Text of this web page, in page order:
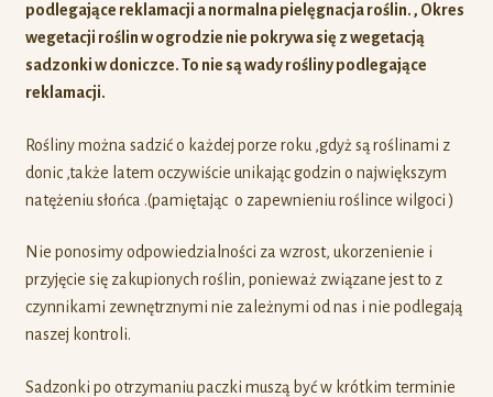
podlegające reklamacji a normalna pielęgnacja roślin. , Okres
wegetacji roślin w ogrodzie nie pokrywa się z wegetacją
sadzonki w doniczce. To nie są wady rośliny podlegające
reklamacji.
Rośliny można sadzić o każdej porze roku ,gdyż są roślinami z
donic ,także latem oczywiście unikając godzin o największym
natężeniu słońca .(pamiętając o zapewnieniu roślince wilgoci )
Nie ponosimy odpowiedzialności za wzrost, ukorzenienie i
przyjęcie się zakupionych roślin, ponieważ związane jest to z
czynnikami zewnętrznymi nie zależnymi od nas i nie podlegają
naszej kontroli.
Sadzonki po otrzymaniu paczki muszą być w krótkim terminie